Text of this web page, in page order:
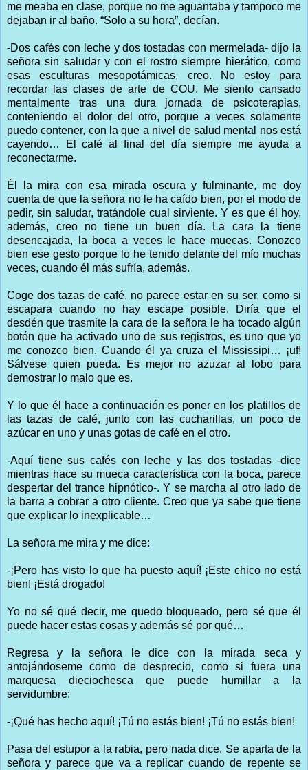
me meaba en clase, porque no me aguantaba y tampoco me
dejaban ir al baño. “Solo a su hora”, decían.
-Dos cafés con leche y dos tostadas con mermelada- dijo la
señora sin saludar y con el rostro siempre hierático, como
esas esculturas mesopotámicas, creo. No estoy para
recordar las clases de arte de COU. Me siento cansado
mentalmente tras una dura jornada de psicoterapias,
conteniendo el dolor del otro, porque a veces solamente
puedo contener, con la que a nivel de salud mental nos está
cayendo… El café al final del día siempre me ayuda a
reconectarme.
Él la mira con esa mirada oscura y fulminante, me doy
cuenta de que la señora no le ha caído bien, por el modo de
pedir, sin saludar, tratándole cual sirviente. Y es que él hoy,
además, creo no tiene un buen día. La cara la tiene
desencajada, la boca a veces le hace muecas. Conozco
bien ese gesto porque lo he tenido delante del mío muchas
veces, cuando él más sufría, además.
Coge dos tazas de café, no parece estar en su ser, como si
escapara cuando no hay escape posible. Diría que el
desdén que trasmite la cara de la señora le ha tocado algún
botón que ha activado uno de sus registros, es uno que yo
me conozco bien. Cuando él ya cruza el Mississipi… ¡uf!
Sálvese quien pueda. Es mejor no azuzar al lobo para
demostrar lo malo que es.
Y lo que él hace a continuación es poner en los platillos de
las tazas de café, junto con las cucharillas, un poco de
azúcar en uno y unas gotas de café en el otro.
-Aquí tiene sus cafés con leche y las dos tostadas -dice
mientras hace su mueca característica con la boca, parece
despertar del trance hipnótico-. Y se marcha al otro lado de
la barra a cobrar a otro cliente. Creo que ya sabe que tiene
que explicar lo inexplicable…
La señora me mira y me dice:
-¡Pero has visto lo que ha puesto aquí! ¡Este chico no está
bien! ¡Está drogado!
Yo no sé qué decir, me quedo bloqueado, pero sé que él
puede hacer estas cosas y además sé por qué…
Regresa y la señora le dice con la mirada seca y
antojándoseme como de desprecio, como si fuera una
marquesa dieciochesca que puede humillar a la
servidumbre:
-¡Qué has hecho aquí! ¡Tú no estás bien! ¡Tú no estás bien!
Pasa del estupor a la rabia, pero nada dice. Se aparta de la
señora y parece que va a replicar cuando de repente se